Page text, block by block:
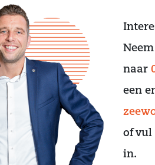
naar
een
of vul
in.